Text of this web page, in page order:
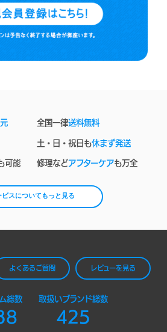
全国一律送料無料
土・日・祝日も休まず発送
可能 修理などアフターケアも万全
ビスについてもっと見る
よくあるご質問 レビューを見る
総数 取扱いブランド総数
425